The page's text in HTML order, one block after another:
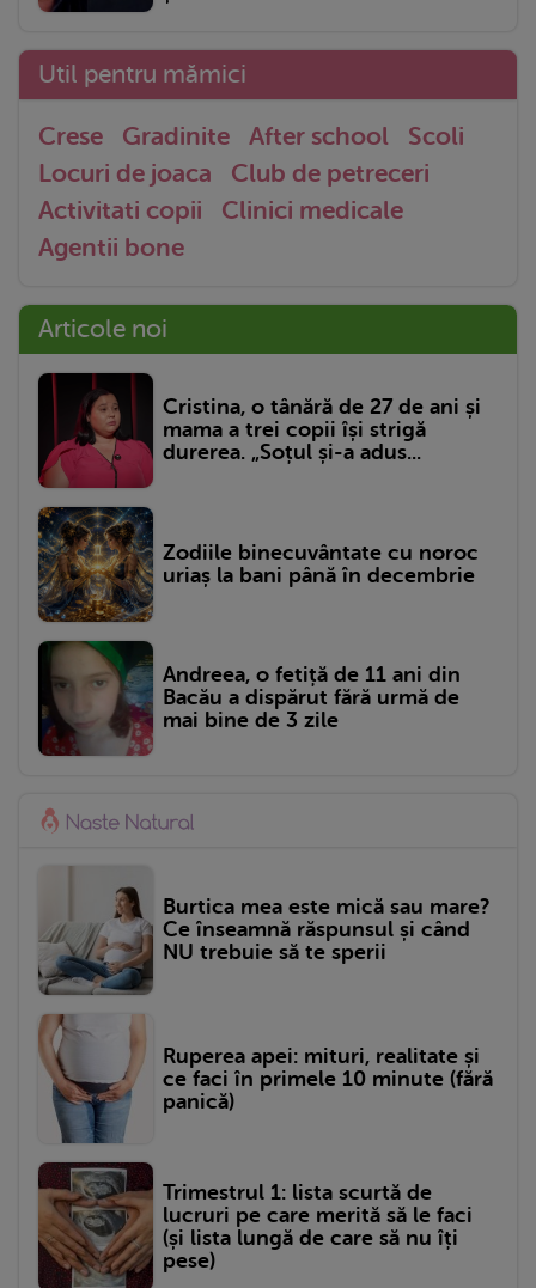
Util pentru mămici
Crese Gradinite After school
Scoli
Locuri de joaca
Club de petreceri
Activitati copii
Clinici medicale
Agentii bone
Articole noi
Cristina, o tânără de 27 de ani și
mama a trei copii își strigă
durerea. „Soțul și-a adus...
Zodiile binecuvântate cu noroc
uriaș la bani până în decembrie
Andreea, o fetiță de 11 ani din
Bacău a dispărut fără urmă de
mai bine de 3 zile
Burtica mea este mică sau mare?
Ce înseamnă răspunsul și când
NU trebuie să te sperii
Ruperea apei: mituri, realitate și
ce faci în primele 10 minute (fără
panică)
Trimestrul 1: lista scurtă de
lucruri pe care merită să le faci
(și lista lungă de care să nu îți
pese)